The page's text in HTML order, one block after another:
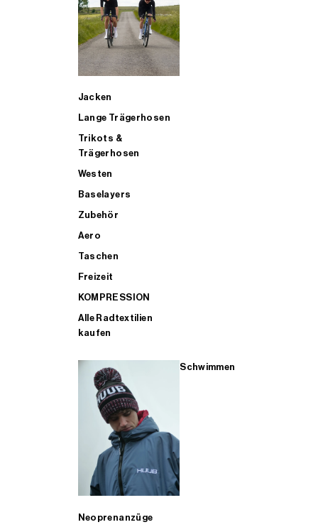
Jacken
Lange Trägerhosen
Trikots &
Trägerhosen
Westen
Baselayers
Zubehör
Aero
Taschen
Freizeit
KOMPRESSION
Alle Radtextilien
kaufen
Schwimmen
Neoprenanzüge
ALLE TRIATHLONARTIKEL FÜR MÄNNER KAUFEN